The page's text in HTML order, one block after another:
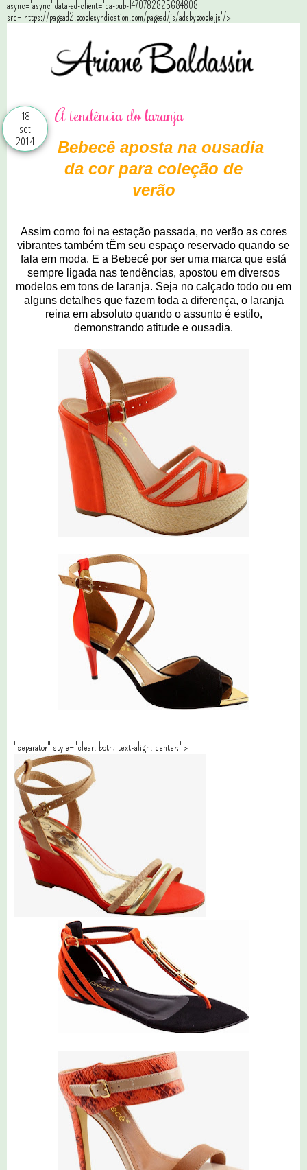
async='async' data-ad-client='ca-pub-1470782825684808'
src='https://pagead2.googlesyndication.com/pagead/js/adsbygoogle.js'/>
18
set
2014
A tendência do laranja
Bebecê aposta na ousadia
da cor para coleção de
verão
Assim como foi na estação passada, no verão as cores
vibrantes também tÊm seu espaço reservado quando se
fala em moda. E a Bebecê por ser uma marca que está
sempre ligada nas tendências, apostou em diversos
modelos em tons de laranja. Seja no calçado todo ou em
alguns detalhes que fazem toda a diferença, o laranja
reina em absoluto quando o assunto é estilo,
demonstrando atitude e ousadia.
"separator" style="clear: both; text-align: center;">